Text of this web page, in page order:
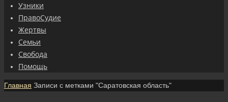
Узники
ПравоСудие
Жертвы
Семьи
Свобода
Помощь
Главная Записи с метками "Саратовская область"